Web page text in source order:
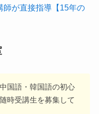
師が直接指導【15年の
国語・韓国語の初心
時受講生を募集して